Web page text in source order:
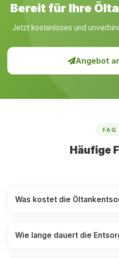
Bereit für Ihre
Jetzt kostenloses und
Angebot
FAQ
Häufige
Was kostet die
Wie lange dauert die